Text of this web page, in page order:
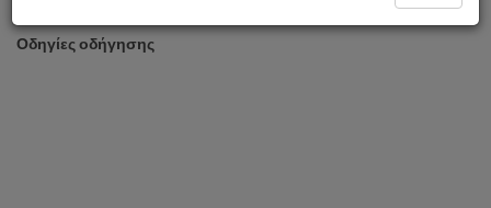
Οδηγίες οδήγησης